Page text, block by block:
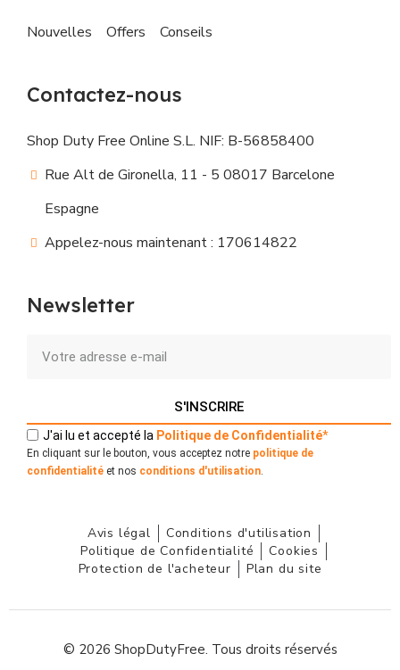
Nouvelles Offers Conseils
Contactez-nous
Shop Duty Free Online S.L. NIF: B-56858400
Rue Alt de Gironella, 11 - 5 08017 Barcelone
Espagne
Appelez-nous maintenant : 170614822
Newsletter
S'INSCRIRE
J'ai lu et accepté la Politique de Confidentialité*
En cliquant sur le bouton, vous acceptez notre politique de
confidentialité et nos conditions d'utilisation
Avis légal
Conditions d'utilisation
Politique de Confidentialité
Cookies
Protection de l'acheteur
Plan du site
© 2026 ShopDutyFree. Tous droits réservés